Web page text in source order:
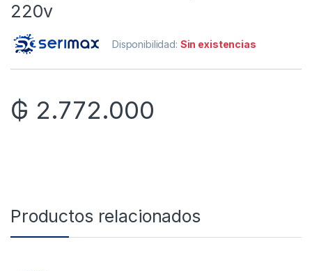
220v
Disponibilidad: Sin existencias
₲ 2.772.000
Productos relacionados